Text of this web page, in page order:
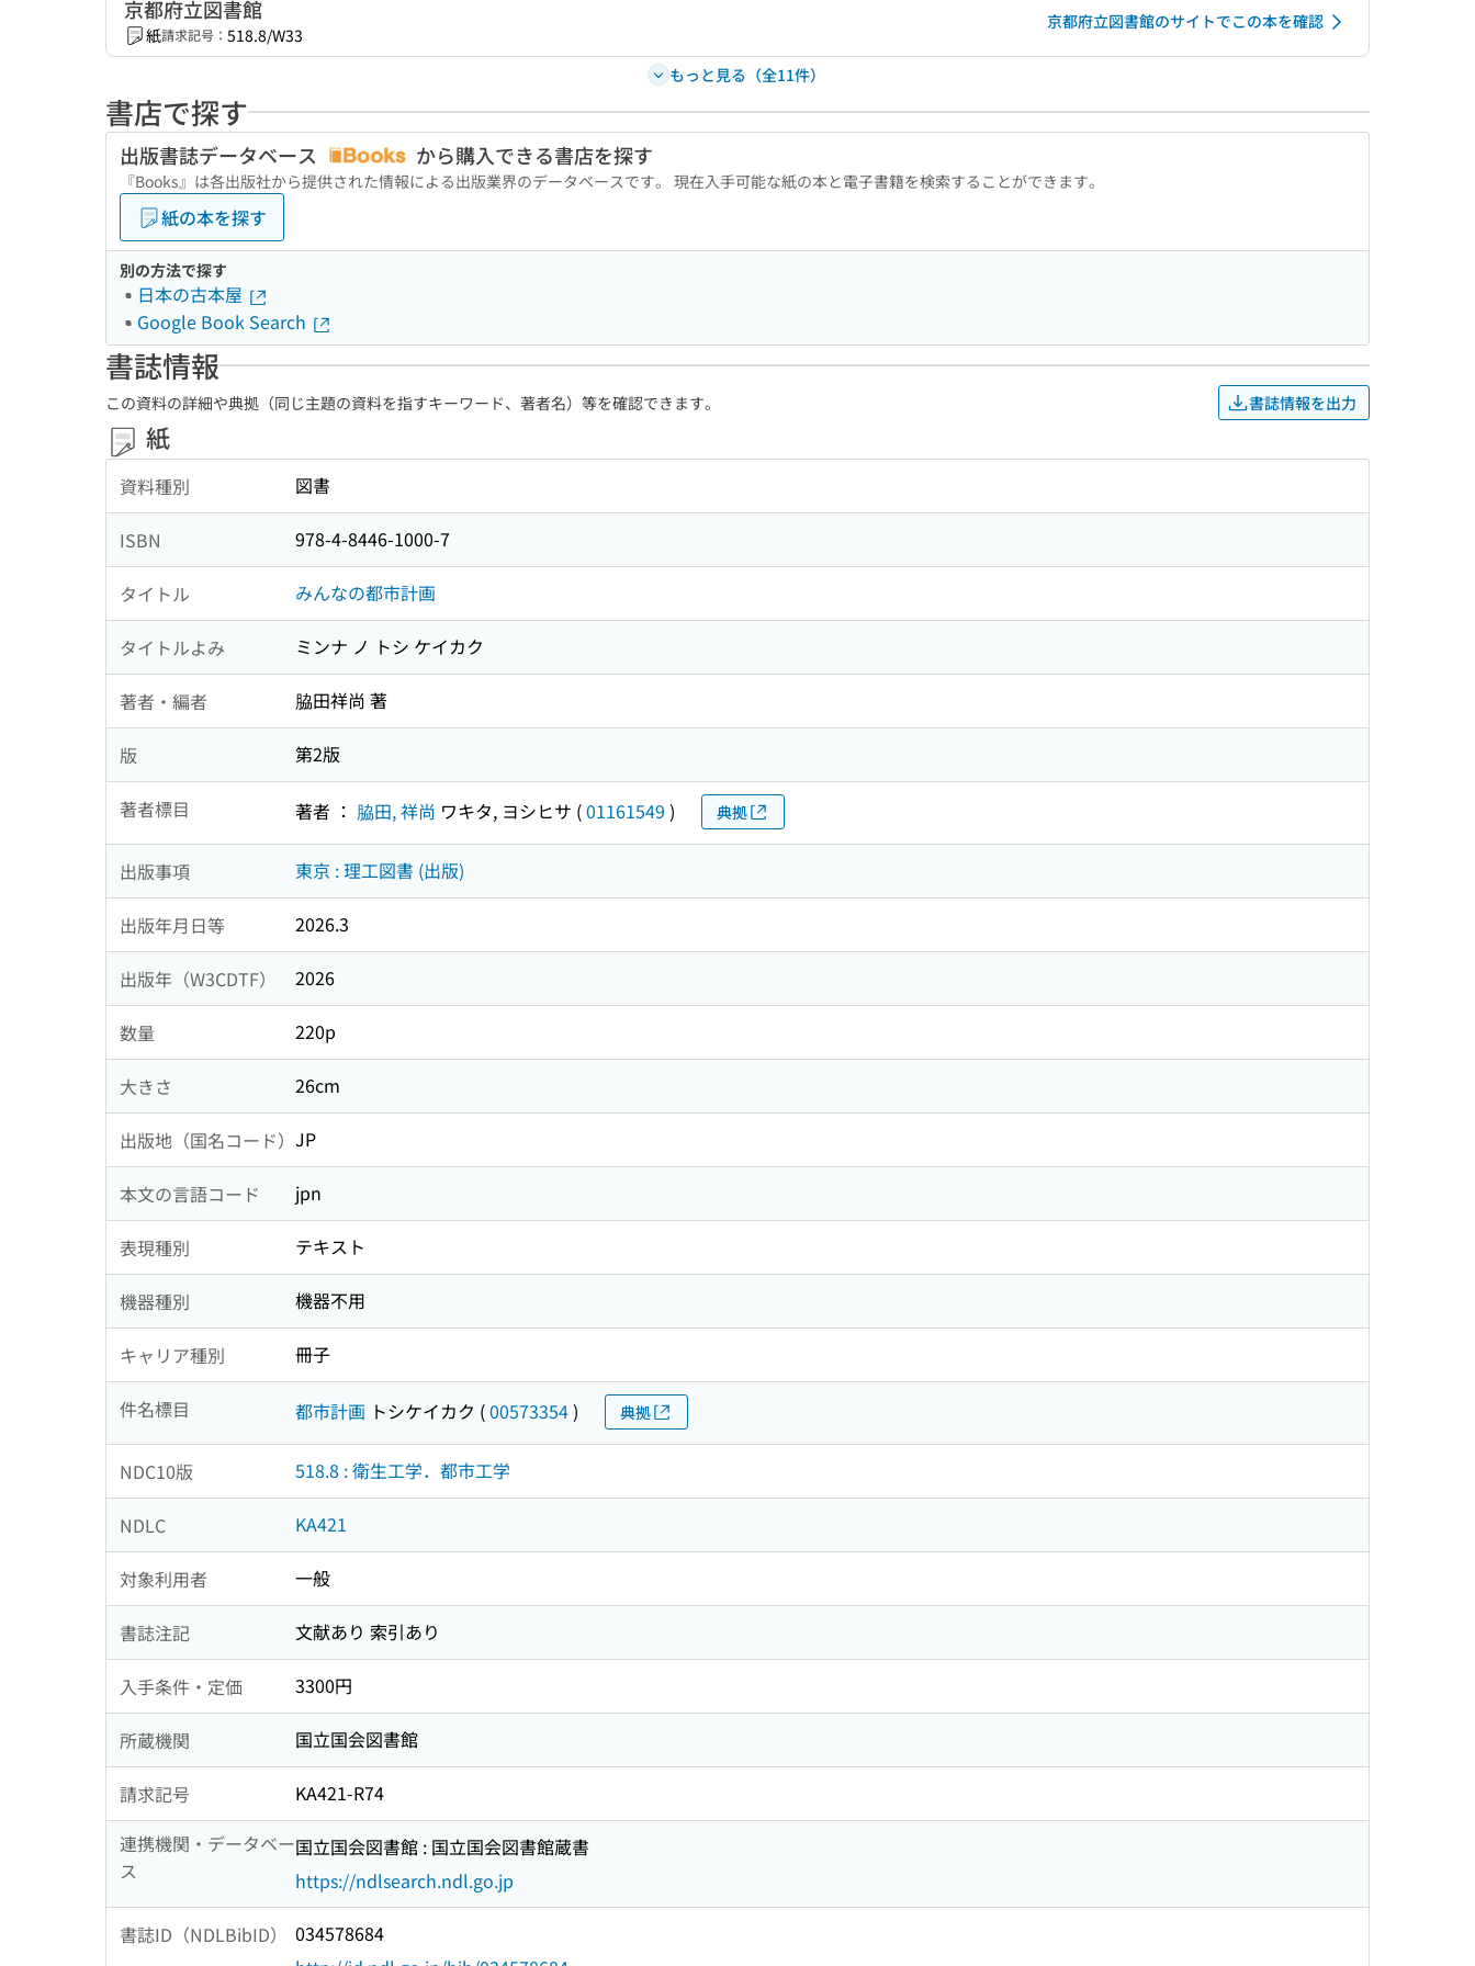
京都府立図書館
紙請求記号： 518.8/W33
京都府立図書館のサイトでこの本を確認
もっと見る（全11件）
書店で探す
出版書誌データベース から購入できる書店を探す
『Books』は各出版社から提供された情報による出版業界のデータベースです。 現在入手可能な紙の本と電子書籍を検索することができます。
紙の本を探す
別の方法で探す
日本の古本屋
Google Book Search
書誌情報
この資料の詳細や典拠（同じ主題の資料を指すキーワード、著者名）等を確認できます。 書誌情報を出力
紙
資料種別 図書
ISBN 978-4-8446-1000-7
タイトル みんなの都市計画
タイトルよみ ミンナ ノ トシ ケイカク
著者・編者 脇田祥尚 著
版 第2版
著者標目 著者 ： 脇田, 祥尚 ワキタ, ヨシヒサ (01161549 ) 典拠
出版事項 東京 : 理工図書 (出版)
出版年月日等 2026.3
出版年（W3CDTF） 2026
数量 220p
大きさ 26cm
出版地（国名コード） JP
本文の言語コード jpn
表現種別 テキスト
機器種別 機器不用
キャリア種別 冊子
件名標目 都市計画 トシケイカク (00573354) 典拠
NDC10版 518.8 : 衛生工学．都市工学
NDLC KA421
対象利用者 一般
書誌注記 文献あり 索引あり
入手条件・定価 3300円
所蔵機関 国立国会図書館
請求記号
KA421-R74
連携機関・データベー
ス
国立国会図書館 : 国立国会図書館蔵書
https://ndlsearch.ndl.go.jp
書誌ID（NDLBibID）
034578684